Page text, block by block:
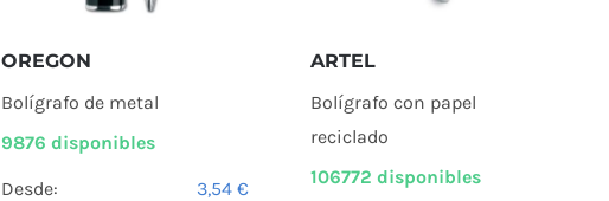
OREGON
Bolígrafo de metal
9876 disponibles
Desde: 3,54 €
ARTEL
Bolígrafo con papel
reciclado
106772 disponibles